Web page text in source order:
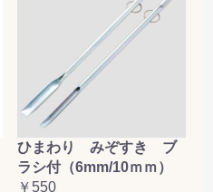
ひまわり みぞすき ブ
ラシ付（6mm/10ｍｍ）
￥550